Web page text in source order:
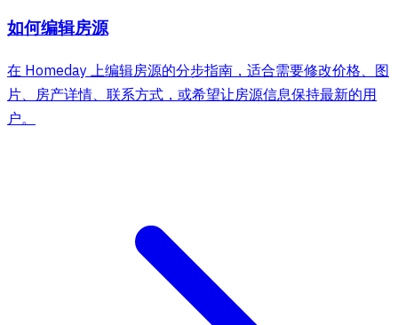
如何编辑房源
在 Homeday 上编辑房源的分步指南，适合需要修改价格、图
片、房产详情、联系方式，或希望让房源信息保持最新的用
户。